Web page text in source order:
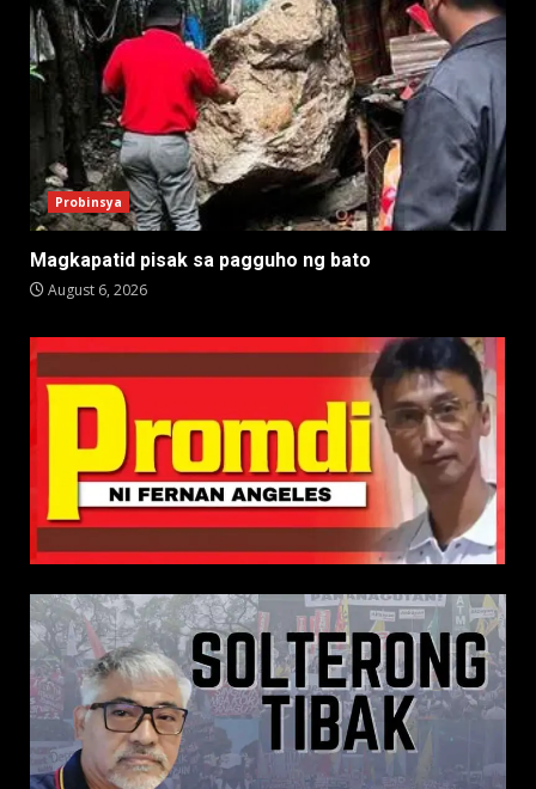
Probinsya
Magkapatid pisak sa pagguho ng bato
August 6, 2026